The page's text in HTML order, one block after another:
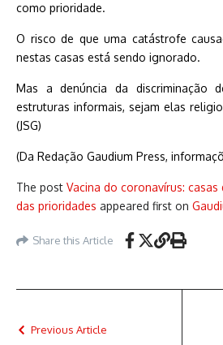
como prioridade.
O risco de que uma catástrofe
nestas casas está sendo ignorado.
Mas a denúncia da discriminação
estruturas informais, sejam elas
(JSG)
(Da Redação Gaudium Press,
The post Vacina do coronavírus:
das prioridades appeared first on
Share this Article
Previous Article